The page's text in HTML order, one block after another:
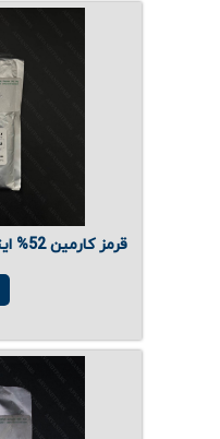
قرمز کارمین 52% ایتالیایی - دیسپرس در روغن